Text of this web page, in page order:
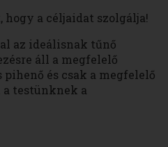
hogy a céljaidat szolgálja!
az ideálisnak tűnő
áll a megfelelő
pihenő és csak a megfelelő
testünknek a